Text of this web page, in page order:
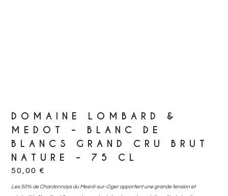
DOMAINE LOMBARD &
MEDOT – BLANC DE
BLANCS GRAND CRU BRUT
NATURE – 75 CL
50,00€
Les 50% de Chardonnays du Mesnil-sur-Oger apportent une grande tension et